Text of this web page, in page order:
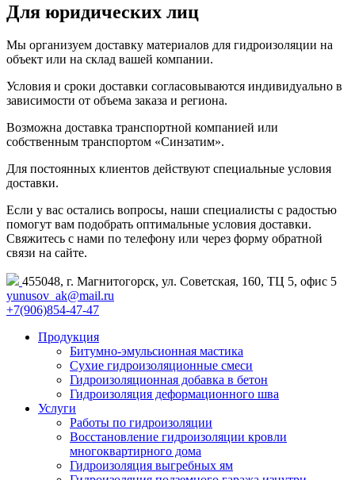
Для юридических лиц
Мы организуем доставку материалов для гидроизоляции на
объект или на склад вашей компании.
Условия и сроки доставки согласовываются индивидуально в
зависимости от объема заказа и региона.
Возможна доставка транспортной компанией или
собственным транспортом «Синзатим».
Для постоянных клиентов действуют специальные условия
доставки.
Если у вас остались вопросы, наши специалисты с радостью
помогут вам подобрать оптимальные условия доставки.
Свяжитесь с нами по телефону или через форму обратной
связи на сайте.
455048, г. Магнитогорск, ул. Советская, 160, ТЦ 5, офис 5
yunusov_ak@mail.ru
+7(906)854-47-47
Продукция
Битумно-эмульсионная мастика
Сухие гидроизоляционные смеси
Гидроизоляционная добавка в бетон
Гидроизоляция деформационного шва
Услуги
Работы по гидроизоляции
Восстановление гидроизоляции кровли
многоквартирного дома
Гидроизоляция выгребных ям